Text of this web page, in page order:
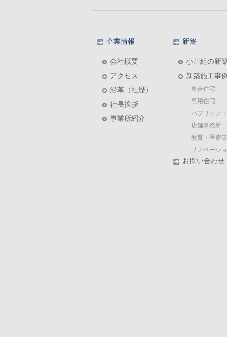
企業情報
会社概要
アクセス
沿革（社歴）
社長挨拶
事業所紹介
新築
小川組の新
新築施工事
集合住宅
専用住宅
パブリック
店舗事務所
教育・医療
リノベーシ
お問い合わ